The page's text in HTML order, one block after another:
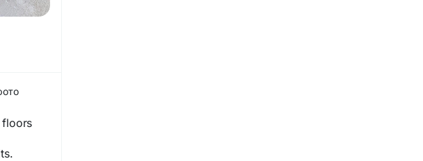
floors